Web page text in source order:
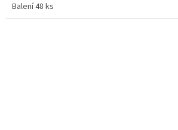
Balení 48 ks